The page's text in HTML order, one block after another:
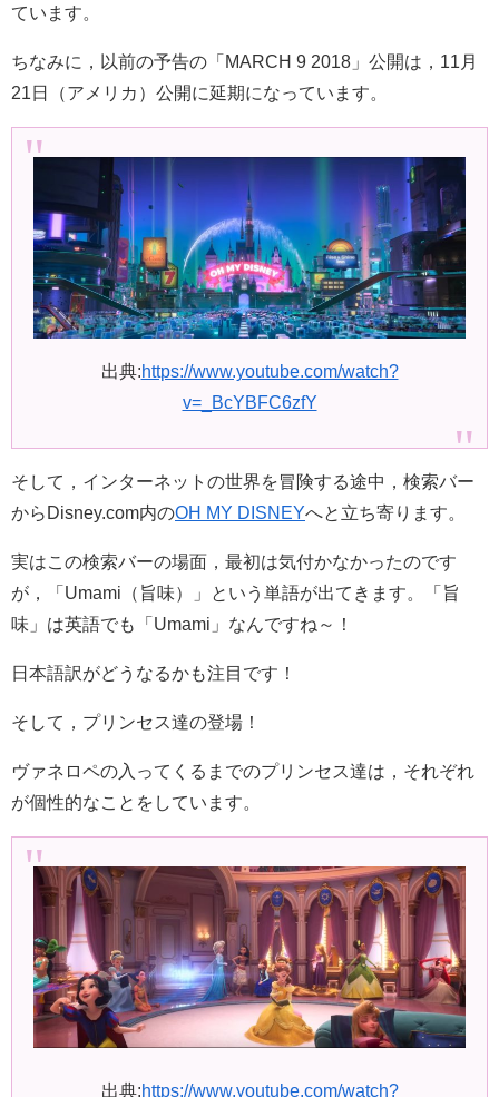
ています。
ちなみに，以前の予告の「MARCH 9 2018」公開は，11月
21日（アメリカ）公開に延期になっています。
出典:https://www.youtube.com/watch?
v=_BcYBFC6zfY
そして，インターネットの世界を冒険する途中，検索バー
からDisney.com内のOH MY DISNEYへと立ち寄ります。
実はこの検索バーの場面，最初は気付かなかったのです
が，「Umami（旨味）」という単語が出てきます。「旨
味」は英語でも「Umami」なんですね～！
日本語訳がどうなるかも注目です！
そして，プリンセス達の登場！
ヴァネロペの入ってくるまでのプリンセス達は，それぞれ
が個性的なことをしています。
出典:https://www.youtube.com/watch?